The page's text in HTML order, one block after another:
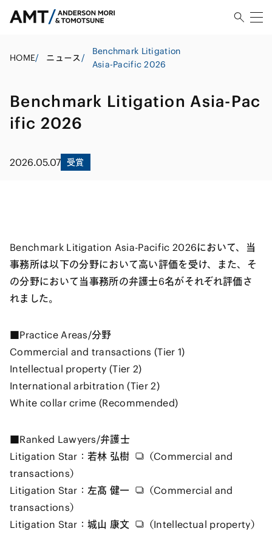
HOME/ ニュース/
Benchmark Litigation
Asia-Pacific 2026
Benchmark Litigation Asia-Pac
ific 2026
2026.05.07 受賞
Benchmark Litigation Asia-Pacific 2026において、当
事務所は以下の分野において高い評価を受け、また、そ
の分野において当事務所の弁護士6名がそれぞれ評価さ
れました。
■Practice Areas/分野
Commercial and transactions (Tier 1)
Intellectual property (Tier 2)
International arbitration (Tier 2)
White collar crime (Recommended)
■Ranked Lawyers/弁護士
Litigation Star： 若林 弘樹
（Commercial and
transactions）
Litigation Star：左髙 健一
（Commercial and
transactions）
Litigation Star：城山 康文
（Intellectual property）